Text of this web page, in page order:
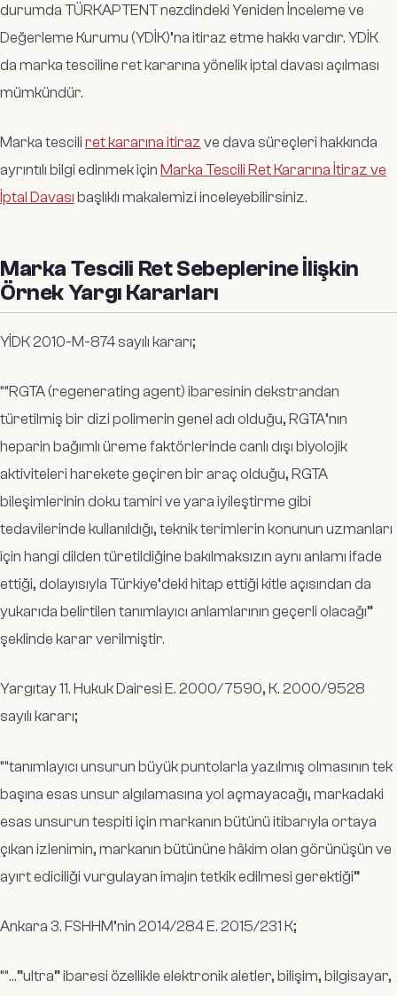
durumda TÜRKAPTENT nezdindeki Yeniden İnceleme ve
Değerleme Kurumu (YDİK)’na itiraz etme hakkı vardır. YDİK
da marka tesciline ret kararına yönelik iptal davası açılması
mümkündür.
Marka tescili ret kararına itiraz ve dava süreçleri hakkında
ayrıntılı bilgi edinmek için Marka Tescili Ret Kararına İtiraz ve
İptal Davası başlıklı makalemizi inceleyebilirsiniz.
Marka Tescili Ret Sebeplerine İlişkin
Örnek Yargı Kararları
YİDK 2010-M-874 sayılı kararı;
““RGTA (regenerating agent) ibaresinin dekstrandan
türetilmiş bir dizi polimerin genel adı olduğu, RGTA’nın
heparin bağımlı üreme faktörlerinde canlı dışı biyolojik
aktiviteleri harekete geçiren bir araç olduğu, RGTA
bileşimlerinin doku tamiri ve yara iyileştirme gibi
tedavilerinde kullanıldığı, teknik terimlerin konunun uzmanları
için hangi dilden türetildiğine bakılmaksızın aynı anlamı ifade
ettiği, dolayısıyla Türkiye’deki hitap ettiği kitle açısından da
yukarıda belirtilen tanımlayıcı anlamlarının geçerli olacağı”
şeklinde karar verilmiştir.
Yargıtay 11. Hukuk Dairesi E. 2000/7590, K. 2000/9528
sayılı kararı;
““tanımlayıcı unsurun büyük puntolarla yazılmış olmasının tek
başına esas unsur algılamasına yol açmayacağı, markadaki
esas unsurun tespiti için markanın bütünü itibarıyla ortaya
çıkan izlenimin, markanın bütününe hâkim olan görünüşün ve
ayırt ediciliği vurgulayan imajın tetkik edilmesi gerektiği”
Ankara 3. FSHHM’nin 2014/284 E. 2015/231 K;
““…”ultra” ibaresi özellikle elektronik aletler, bilişim, bilgisayar,